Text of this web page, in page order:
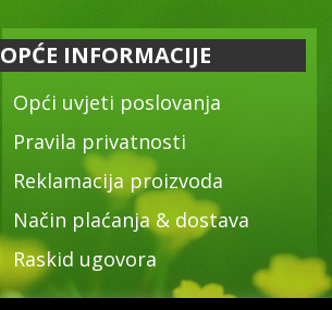
OPĆE INFORMACIJE
Opći uvjeti poslovanja
Pravila privatnosti
Reklamacija proizvoda
Način plaćanja & dostava
Raskid ugovora